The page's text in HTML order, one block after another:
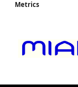
Metrics